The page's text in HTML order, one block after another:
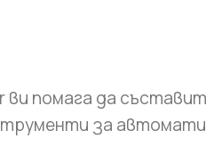
ви помага да
за